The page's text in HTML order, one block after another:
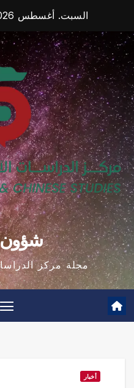
content
السبت. أغسطس 8th, 2026
شؤون
مجلة مركز
أخبار